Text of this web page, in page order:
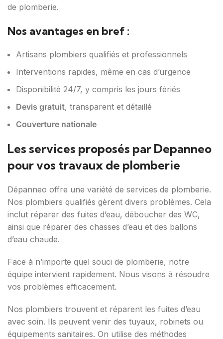
de plomberie.
Nos avantages en bref :
Artisans plombiers qualifiés et professionnels
Interventions rapides, même en cas d’urgence
Disponibilité 24/7, y compris les jours fériés
Devis gratuit, transparent et détaillé
Couverture nationale
Les services proposés par Depanneo
pour vos travaux de plomberie
Dépanneo offre une variété de services de plomberie.
Nos plombiers qualifiés gèrent divers problèmes. Cela
inclut réparer des fuites d’eau, déboucher des WC,
ainsi que réparer des chasses d’eau et des ballons
d’eau chaude.
Face à n’importe quel souci de plomberie, notre
équipe intervient rapidement. Nous visons à résoudre
vos problèmes efficacement.
Nos plombiers trouvent et réparent les fuites d’eau
avec soin. Ils peuvent venir des tuyaux, robinets ou
équipements sanitaires. On utilise des méthodes